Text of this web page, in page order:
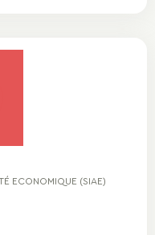
ECONOMIQUE (SIAE)